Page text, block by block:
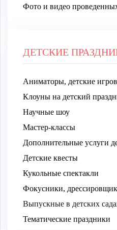
Фото и видео
ДЕТСКИЕ
Аниматоры, детские
Клоуны на детский
Научные шоу
Мастер-классы
Дополнительные услуги
Детские квесты
Кукольные спектакли
Фокусники,
Выпускные в детских
Тематические праздники